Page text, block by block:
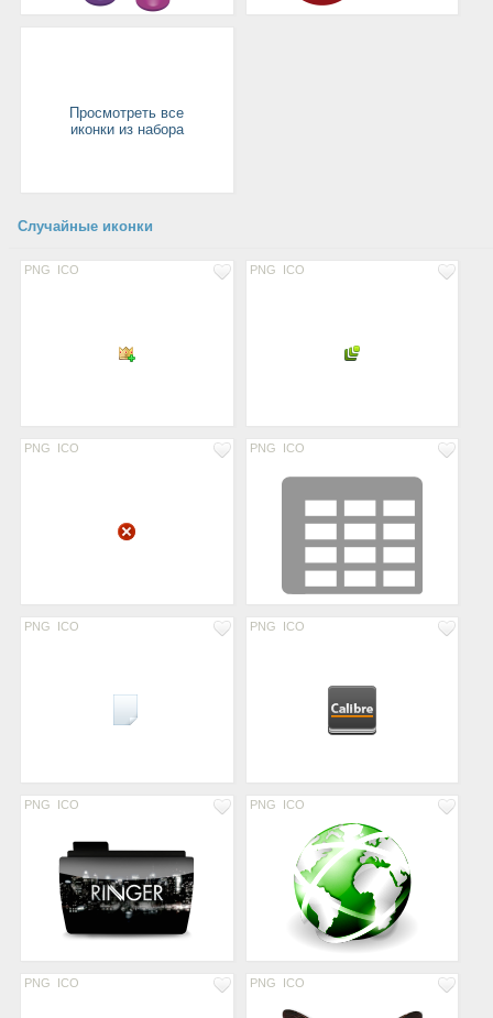
Просмотреть все
иконки из набора
Случайные иконки
PNG ICO PNG ICO
PNG ICO PNG ICO
PNG ICO PNG ICO
PNG ICO PNG ICO
PNG ICO PNG ICO